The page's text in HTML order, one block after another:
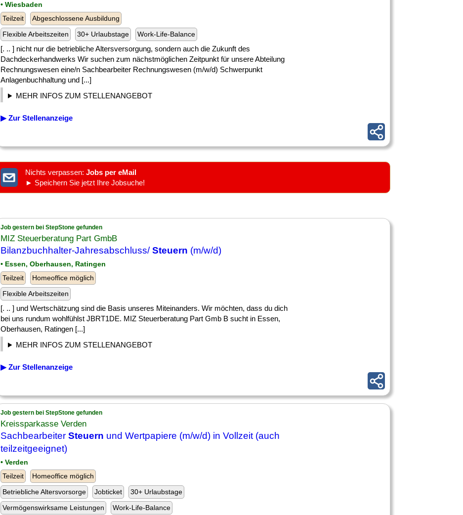
• Wiesbaden
Teilzeit
Abgeschlossene Ausbildung
Flexible Arbeitszeiten
30+ Urlaubstage Work-Life-Balance
[. .. ] nicht nur die betriebliche Altersversorgung, sondern auch die Zukunft des
Dachdeckerhandwerks Wir suchen zum nächstmöglichen Zeitpunkt für unsere Abteilung
Rechnungswesen eine/n Sachbearbeiter Rechnungswesen (m/w/d) Schwerpunkt
Anlagenbuchhaltung und [...]
MEHR INFOS ZUM STELLENANGEBOT
▶ Zur Stellenanzeige
Nichts verpassen: Jobs per eMail
► Speichern Sie jetzt Ihre Jobsuche!
Job gestern bei StepStone gefunden
MIZ Steuerberatung Part GmbB
Bilanzbuchhalter-Jahresabschluss/Steuern (m/w/d)
• Essen, Oberhausen, Ratingen
Teilzeit
Homeoffice möglich
Flexible Arbeitszeiten
[. .. ] und Wertschätzung sind die Basis unseres Miteinanders. Wir möchten, dass du dich
bei uns rundum wohlfühlst JBRT1DE. MIZ Steuerberatung Part Gmb B sucht in Essen,
Oberhausen, Ratingen [...]
MEHR INFOS ZUM STELLENANGEBOT
▶ Zur Stellenanzeige
Job gestern bei StepStone gefunden
Kreissparkasse Verden
Sachbearbeiter Steuern und Wertpapiere (m/w/d) in Vollzeit (auch
teilzeitgeeignet)
• Verden
Teilzeit
Homeoffice möglich
Betriebliche Altersvorsorge
Jobticket
30+ Urlaubstage
Vermögenswirksame Leistungen
Work-Life-Balance